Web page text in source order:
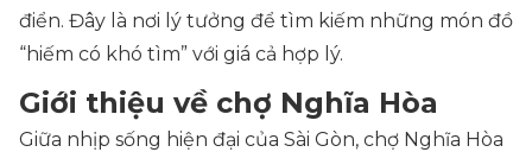
điển. Đây là nơi lý tưởng để tìm kiếm những món đồ
“hiếm có khó tìm” với giá cả hợp lý.
Giới thiệu về chợ Nghĩa Hòa
Giữa nhịp sống hiện đại của Sài Gòn, chợ Nghĩa Hòa